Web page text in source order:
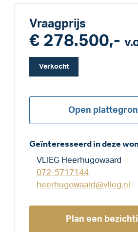
Vraagprijs
€ 278.500,-
Verkocht
Open
Geïnteresseerd in deze
VLIEG Heerhugowaard
072-5717144
heerhugowaard@vlieg.nl
Plan een